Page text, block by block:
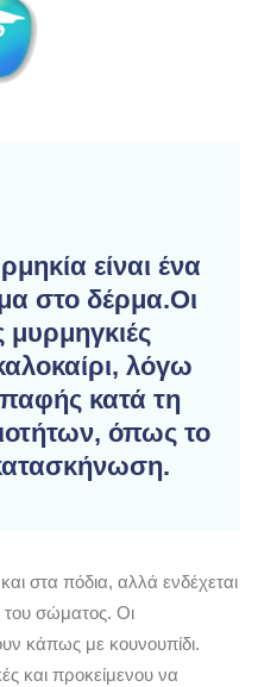
είναι ένα
στο δέρμα.Οι
μυρμηγκιές
λόγω
κατά τη
όπως το
στα πόδια, αλλά ενδέχεται
του σώματος. Οι
κάπως με κουνουπίδι.
και προκείμενου να